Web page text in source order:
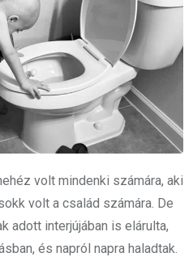
volt mindenki számára, aki
volt a család számára. De
adott interjújában is elárulta,
és napról napra haladtak.